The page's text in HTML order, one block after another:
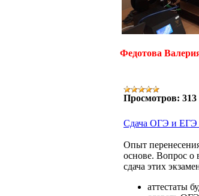
Федотова
Просмотров: 313
Сдача ОГЭ и ЕГЭ
Опыт
основе. Вопрос о
сдача этих
аттестаты